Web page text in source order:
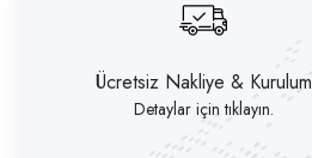
Ücretsiz Nakliye & Kurulum
Detaylar için tıklayın.